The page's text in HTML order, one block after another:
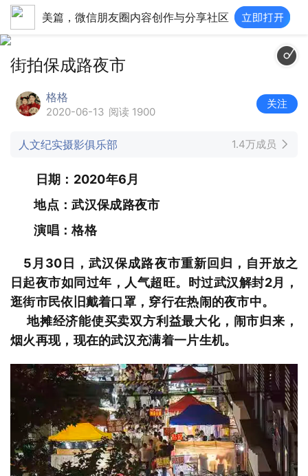
美篇，微信朋友圈内容创作与分享社区
街拍保成路夜市
格格
2020-06-13 阅读 1900
关注
人文纪实摄影俱乐部 1.4万成员
日期：2020年6月
地点：武汉保成路夜市
演唱：格格
5月30日，武汉保成路夜市重新回归，自开放之
日起夜市如同过年，人气超旺。时过武汉解封2月，
逛街市民依旧戴着口罩，穿行在热闹的夜市中。
地摊经济能使买卖双方利益最大化，闹市归来，
烟火再现，现在的武汉充满着一片生机。
汉